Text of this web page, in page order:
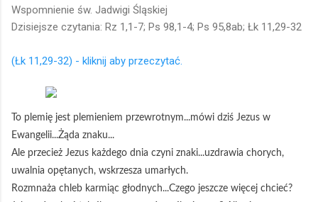
Wspomnienie św. Jadwigi Śląskiej
Dzisiejsze czytania: Rz 1,1-7; Ps 98,1-4; Ps 95,8ab; Łk 11,29-32
(Łk 11,29-32) - kliknij aby przeczytać.
To plemię jest plemieniem przewrotnym...mówi dziś Jezus w
Ewangelii...Żąda znaku...
Ale przecież Jezus każdego dnia czyni znaki...uzdrawia chorych,
uwalnia opętanych, wskrzesza umarłych.
Rozmnaża chleb karmiąc głodnych...Czego jeszcze więcej chcieć?